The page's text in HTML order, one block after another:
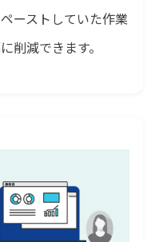
ーストしていた作業
削減できます。